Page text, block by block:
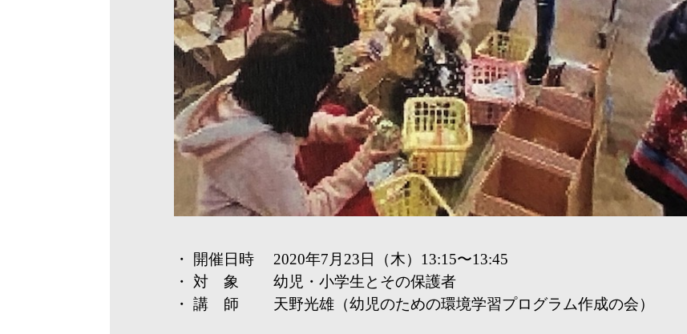
・ 開催日時 2020年7月23日（木）13:15〜13:45
・ 対 象 幼児・小学生とその保護者
・ 講 師 天野光雄（幼児のための環境学習プログラム作成の会）